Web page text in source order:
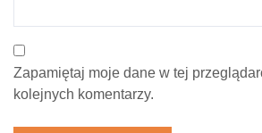
Zapamiętaj moje dane w tej
kolejnych komentarzy.